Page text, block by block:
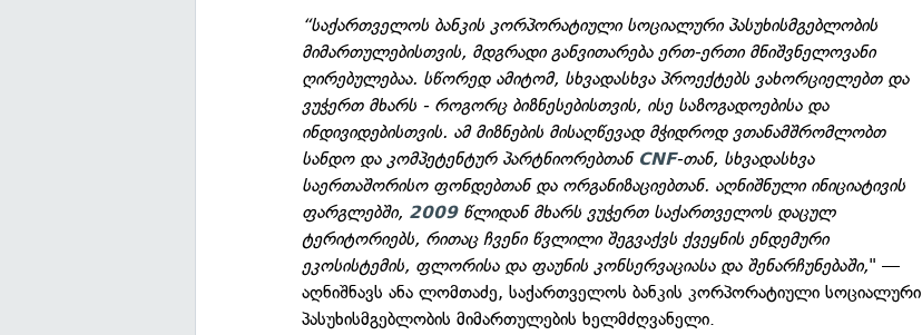
“საქართველოს ბანკის კორპორატიული სოციალური პასუხისმგებლობის
მიმართულებისთვის, მდგრადი განვითარება ერთ-ერთი მნიშვნელოვანი
ღირებულებაა. სწორედ ამიტომ, სხვადასხვა პროექტებს ვახორციელებთ და
ვუჭერთ მხარს - როგორც ბიზნესებისთვის, ისე საზოგადოებისა და
ინდივიდებისთვის. ამ მიზნების მისაღწევად მჭიდროდ ვთანამშრომლობთ
სანდო და კომპეტენტურ პარტნიორებთან CNF-თან, სხვადასხვა
საერთაშორისო ფონდებთან და ორგანიზაციებთან. აღნიშნული ინიციატივის
ფარგლებში, 2009წლიდან მხარს ვუჭერთ საქართველოს დაცულ
ტერიტორიებს, რითაც ჩვენი წვლილი შეგვაქვს ქვეყნის ენდემური
ეკოსისტემის, ფლორისა და ფაუნის კონსერვაციასა და შენარჩუნებაში," —
აღნიშნავს ანა ლომთაძე, საქართველოს ბანკის კორპორატიული სოციალური
პასუხისმგებლობის მიმართულების ხელმძღვანელი.